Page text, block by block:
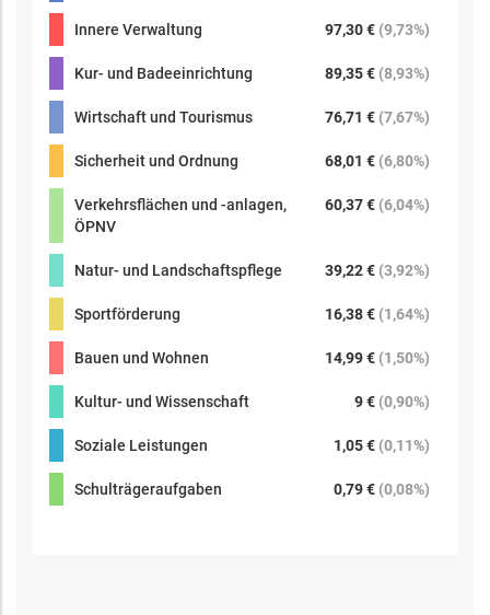
Innere Verwaltung 97,30 € (9,73%)
Kur- und Badeeinrichtung 89,35 € (8,93%)
Wirtschaft und Tourismus 76,71 € (7,67%)
Sicherheit und Ordnung 68,01 € (6,80%)
Verkehrsflächen und -anlagen,
ÖPNV
60,37 € (6,04%)
Natur- und Landschaftspflege 39,22 € (3,92%)
Sportförderung 16,38 € (1,64%)
Bauen und Wohnen 14,99 € (1,50%)
Kultur- und Wissenschaft 9 € (0,90%)
Soziale Leistungen 1,05 € (0,11%)
Schulträgeraufgaben 0,79 € (0,08%)